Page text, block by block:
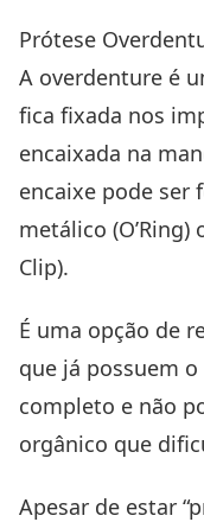
Prótese
A overdenture é
fica fixada nos
encaixada na
encaixe pode ser
metálico (O’Ring)
Clip).
É uma opção de
que já possuem
completo e não
orgânico que
Apesar de estar